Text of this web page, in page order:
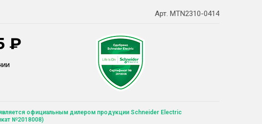
Арт. MTN2310-0414
₽
официальным дилером продукции Schneider Electric
№2018008)